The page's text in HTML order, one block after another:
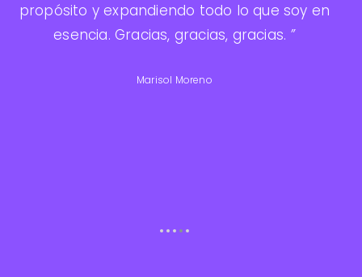
propósito y expandiendo todo lo que soy en
esencia. Gracias, gracias, gracias. ”
Marisol Moreno